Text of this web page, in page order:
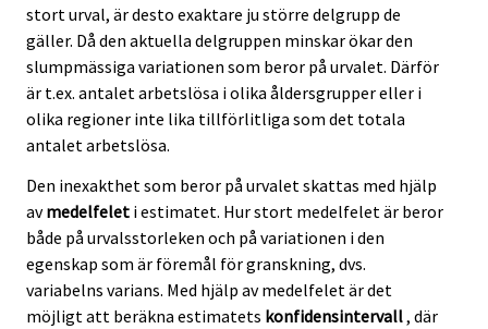
stort urval, är desto exaktare ju större delgrupp de
gäller. Då den aktuella delgruppen minskar ökar den
slumpmässiga variationen som beror på urvalet. Därför
är t.ex. antalet arbetslösa i olika åldersgrupper eller i
olika regioner inte lika tillförlitliga som det totala
antalet arbetslösa.
Den inexakthet som beror på urvalet skattas med hjälp
avmedelfelet i estimatet. Hur stort medelfelet är beror
både på urvalsstorleken och på variationen i den
egenskap som är föremål för granskning, dvs.
variabelns varians. Med hjälp av medelfelet är det
möjligt att beräkna estimatets konfidensintervall, där